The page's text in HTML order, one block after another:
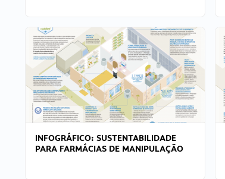
INFOGRÁFICO: SUSTENTABILIDADE
PARA FARMÁCIAS DE MANIPULAÇÃO